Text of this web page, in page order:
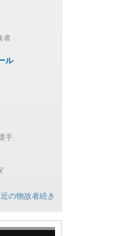
者
ル
手
の物故者続き